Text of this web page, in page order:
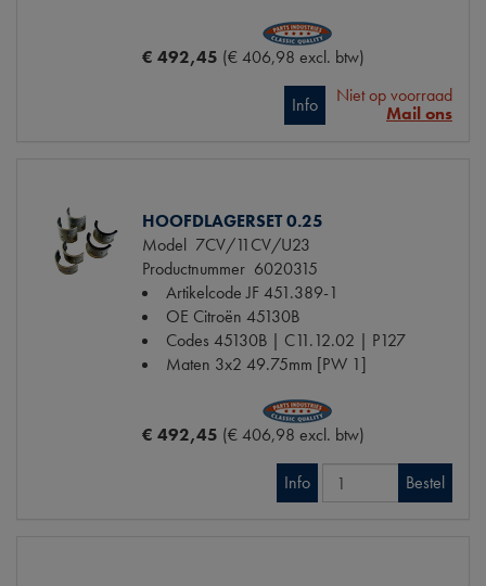
€ 492,45 (€ 406,98 excl. btw)
Info
Niet op voorraad
Mail ons
HOOFDLAGERSET 0.25
Model 7CV/11CV/U23
Productnummer 6020315
Artikelcode JF451.389-1
OE Citroën 45130B
Codes 45130B | C11.12.02 | P127
Maten 3x2 49.75mm [PW 1]
€ 492,45 (€ 406,98 excl. btw)
Info Bestel